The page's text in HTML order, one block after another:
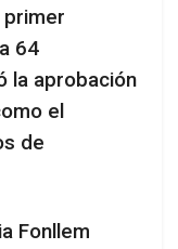
primer
64
la aprobación
el
de
Fonllem